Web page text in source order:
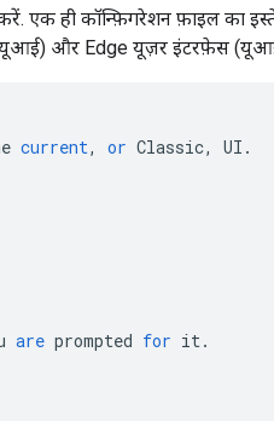
एक ही कॉन्फ़िगरेशन फ़ाइल का
(यूआई) और Edge यूज़र इंटरफ़ेस
current, or Classic, UI .
are prompted for it.